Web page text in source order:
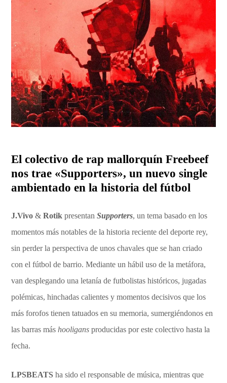
El colectivo de rap mallorquín Freebeef
nos trae «Supporters», un nuevo single
ambientado en la historia del fútbol
J.Vivo &Rotik presentanSupporters, un tema basado en los
momentos más notables de la historia reciente del deporte rey,
sin perder la perspectiva de unos chavales que se han criado
con el fútbol de barrio. Mediante un hábil uso de la metáfora,
van desplegando una letanía de futbolistas históricos, jugadas
polémicas, hinchadas calientes y momentos decisivos que los
más forofos tienen tatuados en su memoria, sumergiéndonos en
las barras máshooligans producidas por este colectivo hasta la
fecha.
LPSBEATS ha sido el responsable de música, mientras que